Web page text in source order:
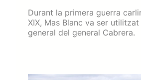
Durant la primera guerra
XIX, Mas Blanc va ser
general del general Cabrera.